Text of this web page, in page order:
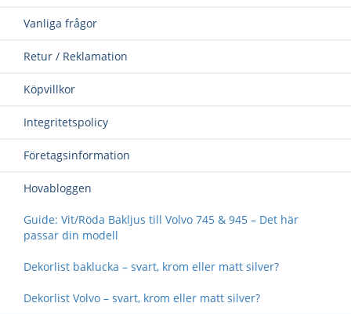
Vanliga frågor
Retur / Reklamation
Köpvillkor
Integritetspolicy
Företagsinformation
Hovabloggen
Guide: Vit/Röda Bakljus till Volvo 745 & 945 – Det här
passar din modell
Dekorlist baklucka – svart, krom eller matt silver?
Dekorlist Volvo – svart, krom eller matt silver?